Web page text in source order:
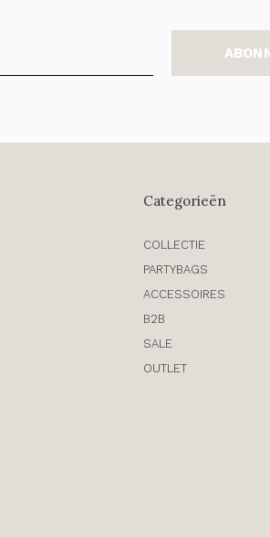
Categorieën
COLLECTIE
PARTYBAGS
ACCESSOIRES
B2B
SALE
OUTLET